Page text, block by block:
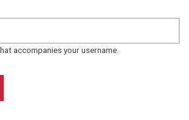
accompanies your username.